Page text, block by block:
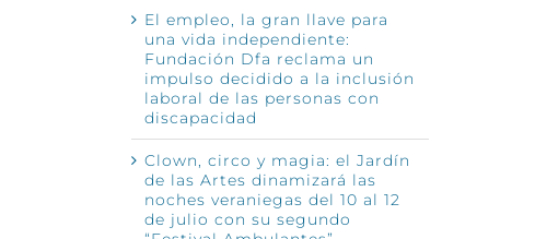
El empleo, la gran llave para
una vida independiente:
Fundación Dfa reclama un
impulso decidido a la inclusión
laboral de las personas con
discapacidad
Clown, circo y magia: el Jardín
de las Artes dinamizará las
noches veraniegas del 10 al 12
de julio con su segundo